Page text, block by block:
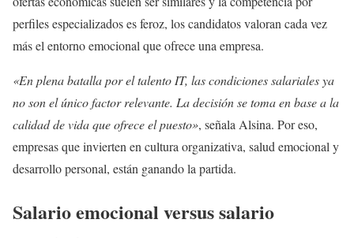
perfiles especializados es feroz, los candidatos valoran cada vez
más el entorno emocional que ofrece una empresa.
«En plena batalla por el talento IT, las condiciones salariales ya
no son el único factor relevante. La decisión se toma en base a la
calidad de vida que ofrece el puesto», señala Alsina. Por eso,
empresas que invierten en cultura organizativa, salud emocional y
desarrollo personal, están ganando la partida.
Salario emocional versus salario